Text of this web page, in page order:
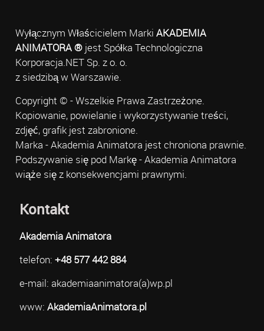
Wyłącznym Właścicielem Marki AKADEMIA
ANIMATORA ®jest Spółka Technologiczna
Korporacja.NET Sp. z o. o.
z siedzibą w Warszawie.
Copyright © - Wszelkie Prawa Zastrzeżone.
Kopiowanie, powielanie i wykorzystywanie treści,
zdjęć, grafik jest zabronione.
Marka - Akademia Animatora jest chroniona prawnie.
Podszywanie się pod Markę - Akademia Animatora
wiąże się z konsekwencjami prawnymi.
Kontakt
Akademia Animatora
telefon: +48 577 442 884
e-mail: akademiaanimatora(a)wp.pl
www: AkademiaAnimatora.pl